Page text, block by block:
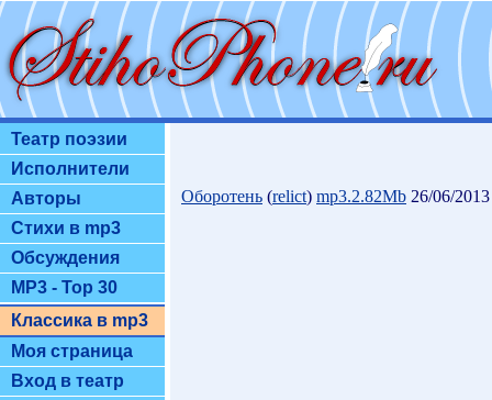
Театр поэзии
Исполнители
Авторы
Стихи в mp3
Обсуждения
MP3 - Top 30
Классика в mp3
Моя страница
Вход в театр
Оборотень (relict) mp3.2.82Mb 26/06/